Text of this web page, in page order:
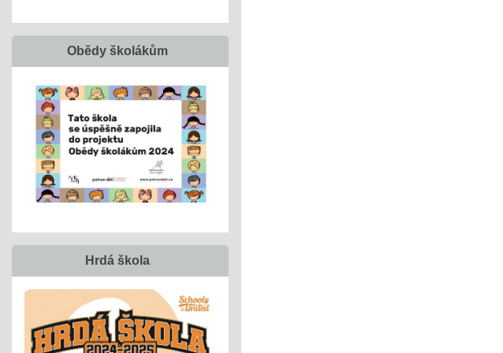
Obědy školákům
Hrdá škola